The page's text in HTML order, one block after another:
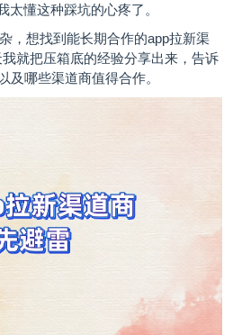
太懂这种踩坑的心疼了。
，想找到能长期合作的app拉新渠
就把压箱底的经验分享出来，告诉
及哪些渠道商值得合作。